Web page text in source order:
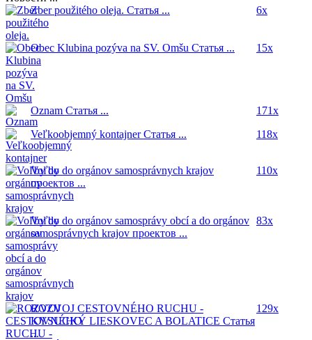
Zber použitého oleja. Статья ... 6x
Obec Klubina pozýva na SV. Omšu Статья ... 15x
Oznam Статья ...
171x
Veľkoobjemný kontajnerСтатья ... 118x
Voľby do orgánov samosprávnych krajov
проектов ...
110x
Voľby do orgánov samosprávy obcí a do orgánov
samosprávnych krajov проектов ...
83x
ROZVOJ CESTOVNÉHO RUCHU -
KYSUCKÝ LIESKOVEC A BOLATICE Статья
...
129x